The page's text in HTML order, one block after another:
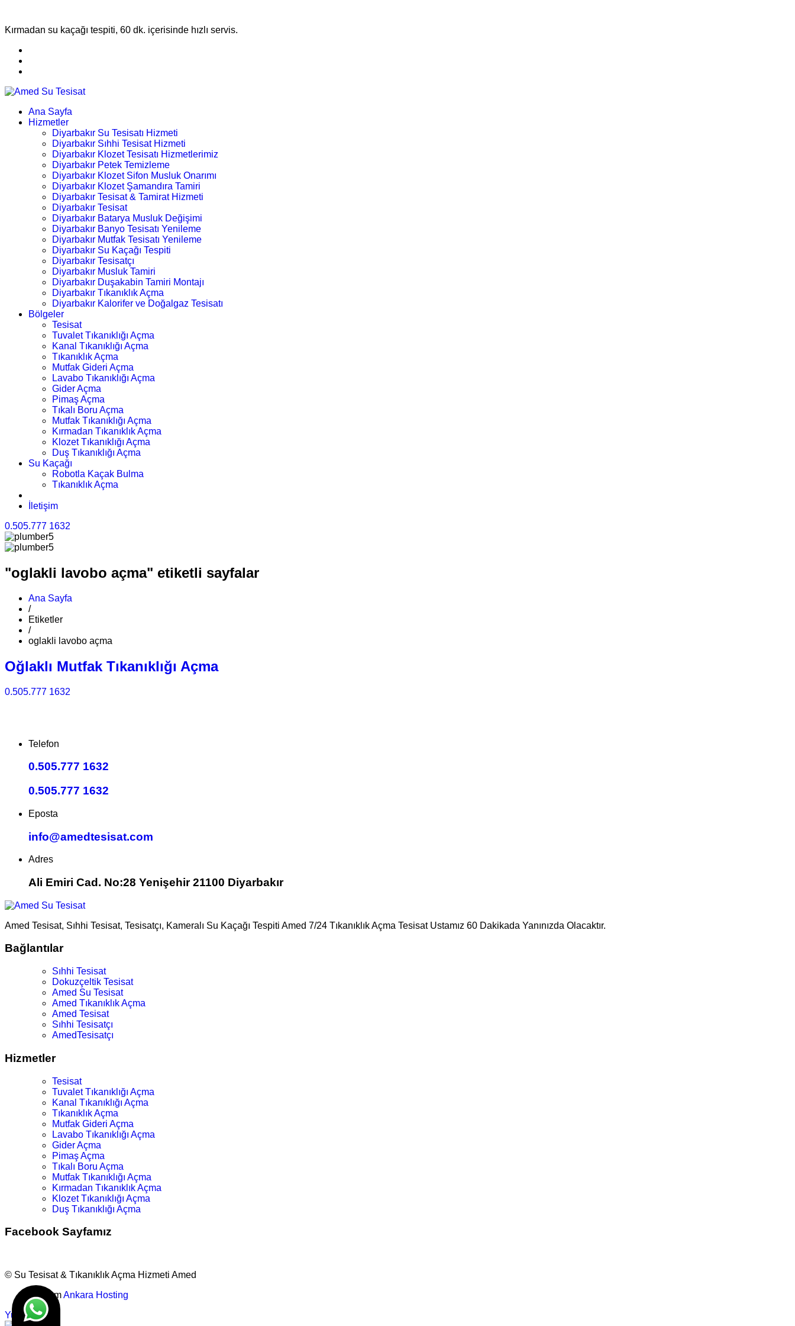
Kırmadan su kaçağı tespiti, 60 dk. içerisinde hızlı servis.
Ana Sayfa
Hizmetler
Diyarbakır Su Tesisatı Hizmeti
Diyarbakır Sıhhi Tesisat Hizmeti
Diyarbakır Klozet Tesisatı Hizmetlerimiz
Diyarbakır Petek Temizleme
Diyarbakır Klozet Sifon Musluk Onarımı
Diyarbakır Klozet Şamandıra Tamiri
Diyarbakır Tesisat & Tamirat Hizmeti
Diyarbakır Tesisat
Diyarbakır Batarya Musluk Değişimi
Diyarbakır Banyo Tesisatı Yenileme
Diyarbakır Mutfak Tesisatı Yenileme
Diyarbakır Su Kaçağı Tespiti
Diyarbakır Tesisatçı
Diyarbakır Musluk Tamiri
Diyarbakır Duşakabin Tamiri Montajı
Diyarbakır Tıkanıklık Açma
Diyarbakır Kalorifer ve Doğalgaz Tesisatı
Bölgeler
Tesisat
Tuvalet Tıkanıklığı Açma
Kanal Tıkanıklığı Açma
Tıkanıklık Açma
Mutfak Gideri Açma
Lavabo Tıkanıklığı Açma
Gider Açma
Pimaş Açma
Tıkalı Boru Açma
Mutfak Tıkanıklığı Açma
Kırmadan Tıkanıklık Açma
Klozet Tıkanıklığı Açma
Duş Tıkanıklığı Açma
Su Kaçağı
Robotla Kaçak Bulma
Tıkanıklık Açma
İletişim
0.505.777 1632
"oglakli lavobo açma" etiketli sayfalar
Ana Sayfa
/
Etiketler
/
oglakli lavobo açma
Oğlaklı Mutfak Tıkanıklığı Açma
0.505.777 1632
Telefon
0.505.777 1632
0.505.777 1632
Eposta
info@amedtesisat.com
Adres
Ali Emiri Cad. No:28 Yenişehir 21100 Diyarbakır
Amed Tesisat, Sıhhi Tesisat, Tesisatçı, Kameralı Su Kaçağı Tespiti Amed 7/24 Tıkanıklık Açma Tesisat Ustamız 60 Dakikada Yanınızda Olacaktır.
Bağlantılar
Sıhhi Tesisat
Dokuzçeltik Tesisat
Amed Su Tesisat
Amed Tıkanıklık Açma
Amed Tesisat
Sıhhi Tesisatçı
AmedTesisatçı
Hizmetler
Tesisat
Tuvalet Tıkanıklığı Açma
Kanal Tıkanıklığı Açma
Tıkanıklık Açma
Mutfak Gideri Açma
Lavabo Tıkanıklığı Açma
Gider Açma
Pimaş Açma
Tıkalı Boru Açma
Mutfak Tıkanıklığı Açma
Kırmadan Tıkanıklık Açma
Klozet Tıkanıklığı Açma
Duş Tıkanıklığı Açma
Facebook Sayfamız
© Su Tesisat & Tıkanıklık Açma Hizmeti Amed
TasarımAnkara Hosting
Yukarı